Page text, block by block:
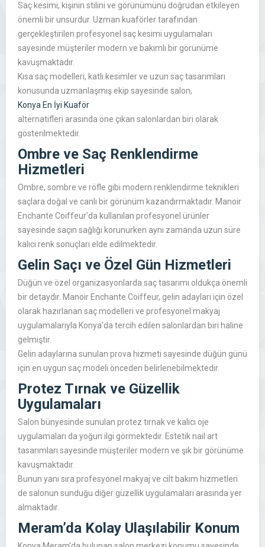
Saç kesimi, kişinin stilini ve görünümünü doğrudan etkileyen
önemli bir unsurdur. Uzman kuaförler tarafından
gerçekleştirilen profesyonel saç kesimi uygulamaları
sayesinde müşteriler modern ve bakımlı bir görünüme
kavuşmaktadır.
Kısa saç modelleri, katlı kesimler ve uzun saç tasarımları
konusunda uzmanlaşmış ekip sayesinde salon,
Konya En İyi Kuaför
alternatifleri arasında öne çıkan salonlardan biri olarak
gösterilmektedir.
Ombre ve Saç Renklendirme
Hizmetleri
Ombre, sombre ve röfle gibi modern renklendirme teknikleri
saçlara doğal ve canlı bir görünüm kazandırmaktadır. Manoir
Enchante Coiffeur’da kullanılan profesyonel ürünler
sayesinde saçın sağlığı korunurken aynı zamanda uzun süre
kalıcı renk sonuçları elde edilmektedir.
Gelin Saçı ve Özel Gün Hizmetleri
Düğün ve özel organizasyonlarda saç tasarımı oldukça önemli
bir detaydır. Manoir Enchante Coiffeur, gelin adayları için özel
olarak hazırlanan saç modelleri ve profesyonel makyaj
uygulamalarıyla Konya’da tercih edilen salonlardan biri haline
gelmiştir.
Gelin adaylarına sunulan prova hizmeti sayesinde düğün günü
için en uygun saç modeli önceden belirlenebilmektedir.
Protez Tırnak ve Güzellik
Uygulamaları
Salon bünyesinde sunulan protez tırnak ve kalıcı oje
uygulamaları da yoğun ilgi görmektedir. Estetik nail art
tasarımları sayesinde müşteriler modern ve şık bir görünüme
kavuşmaktadır.
Bunun yanı sıra profesyonel makyaj ve cilt bakım hizmetleri
de salonun sunduğu diğer güzellik uygulamaları arasında yer
almaktadır.
Meram’da Kolay Ulaşılabilir Konum